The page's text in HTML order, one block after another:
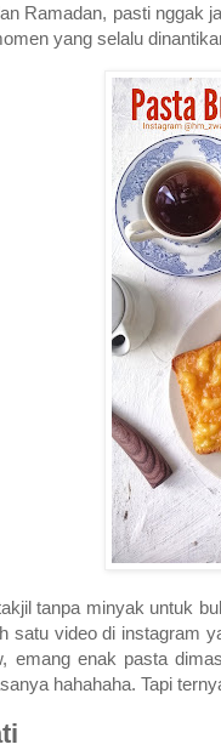
Ramadan, pasti nggak
yang selalu
tanpa minyak untuk
satu video di instagram
emang enak pasta
hahahaha. Tapi